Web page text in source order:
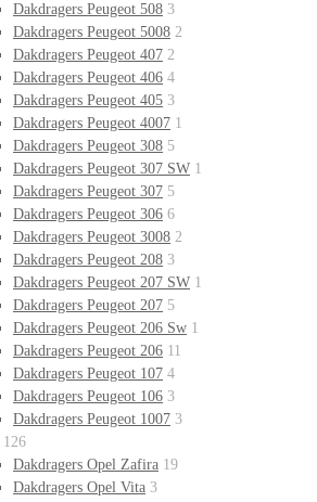
Dakdragers Peugeot 508 3
Dakdragers Peugeot 5008 2
Dakdragers Peugeot 407 2
Dakdragers Peugeot 406 4
Dakdragers Peugeot 405 3
Dakdragers Peugeot 4007 1
Dakdragers Peugeot 308 5
Dakdragers Peugeot 307 SW 1
Dakdragers Peugeot 307 5
Dakdragers Peugeot 306 6
Dakdragers Peugeot 3008 2
Dakdragers Peugeot 208 3
Dakdragers Peugeot 207 SW 1
Dakdragers Peugeot 207 5
Dakdragers Peugeot 206 Sw 1
Dakdragers Peugeot 206 11
Dakdragers Peugeot 107 4
Dakdragers Peugeot 106 3
Dakdragers Peugeot 1007 3
126
Dakdragers Opel Zafira 19
Dakdragers Opel Vita 3